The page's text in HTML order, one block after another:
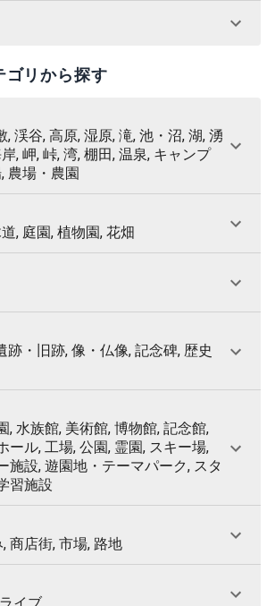
ゴリから探す
, 渓谷, 高原, 湿原, 滝, 池・沼, 湖, 湧
, 岬, 峠, 湾, 棚田, 温泉, キャンプ
農場・農園
, 庭園, 植物園, 花畑
跡・旧跡, 像・仏像, 記念碑, 歴史
, 水族館, 美術館, 博物館, 記念館,
ール, 工場, 公園, 霊園, スキー場,
施設, 遊園地・テーマパーク, スタ
習施設
商店街, 市場, 路地